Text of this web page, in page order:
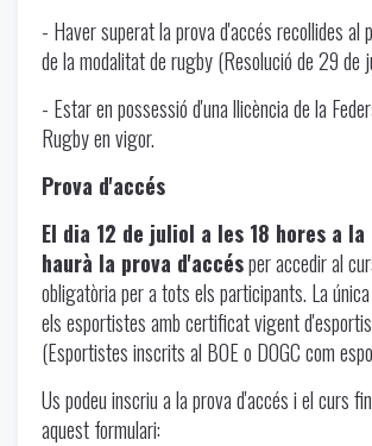
- Haver superat la prova d'accés recollides al
de la modalitat de rugby (Resolució de 29 de
- Estar en possessió d'una llicència de la
Rugby en vigor.
Prova d'accés
El dia 12 de juliol a les 18 hores a la
haurà la prova d'accésper accedir al
obligatòria per a tots els participants. La
els esportistes amb certificat vigent
(Esportistes inscrits al BOE o DOGC com
Us podeu inscriu a la prova d'accés i el curs
aquest formulari: